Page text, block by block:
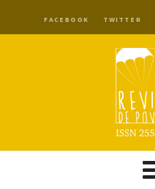
FACEBOOK TWITTER